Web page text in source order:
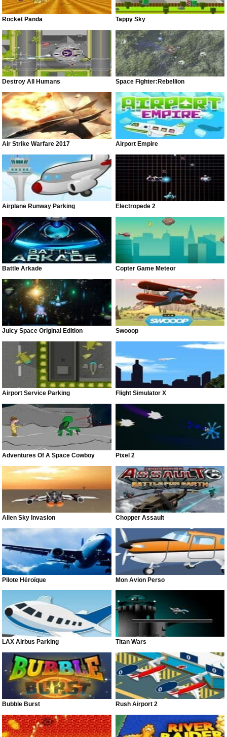
Rocket Panda Tappy Sky
Destroy All Humans Space Fighter:Rebellion
Air Strike Warfare 2017 Airport Empire
Airplane Runway Parking Electropede 2
Battle Arkade Copter Game Meteor
Juicy Space Original Edition Swooop
Airport Service Parking Flight Simulator X
Adventures Of A Space Cowboy Pixel 2
Alien Sky Invasion Chopper Assault
Pilote Héroïque Mon Avion Perso
LAX Airbus Parking Titan Wars
Bubble Burst Rush Airport 2